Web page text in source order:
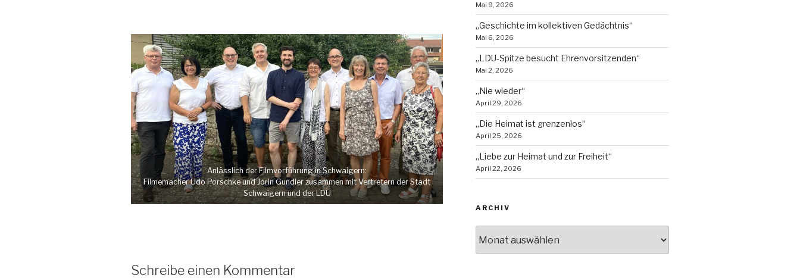
Anlässlich der Filmvorführung in Schwaigern:
Filmemacher Udo Pörschke und Jorin Gundler zusammen mit Vertretern der Stadt
Schwaigern und der LDU
Schreibe einen Kommentar
Mai 9, 2026
„Geschichte im kollektiven Gedächtnis“
Mai 6, 2026
„LDU-Spitze besucht Ehrenvorsitzenden“
Mai 2, 2026
„Nie wieder“
April 29, 2026
„Die Heimat ist grenzenlos“
April 25, 2026
„Liebe zur Heimat und zur Freiheit“
April 22, 2026
ARCHIV